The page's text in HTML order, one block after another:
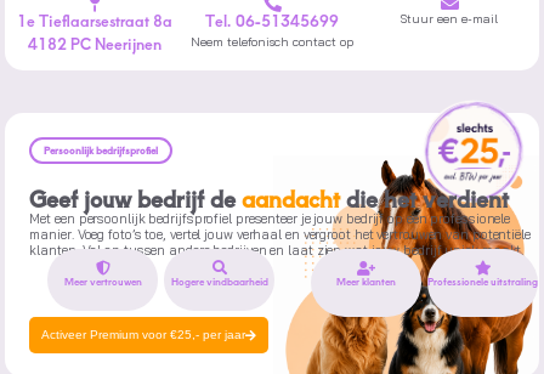
1e Tieflaarsestraat 8a
4182 PC Neerijnen
Tel. 06-51345699
Neem telefonisch contact op
Stuur een e-mail
Persoonlijk bedrijfsprofiel
Geef jouw bedrijf deaandachtdie het verdient
Met een persoonlijk bedrijfsprofiel presenteer je jouw bedrijf op een professionele
manier. Voeg foto’s toe, vertel jouw verhaal en vergroot het vertrouwen van potentiële
klanten. Val op tussen andere bedrijven en laat zien wat jouw bedrijf uniek maakt.
Meer vertrouwen Hogere vindbaarheid Meer klanten Professionele uitstraling
Activeer Premium voor €25,- per jaar